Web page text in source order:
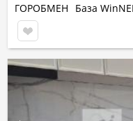
ГОРОБМЕН
База